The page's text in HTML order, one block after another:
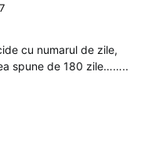
cu numarul de zile,
spune de 180 zile……..